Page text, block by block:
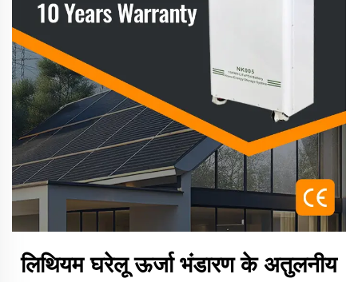
लिथियम घरेलू ऊर्जा भंडारण के अतुलनीय